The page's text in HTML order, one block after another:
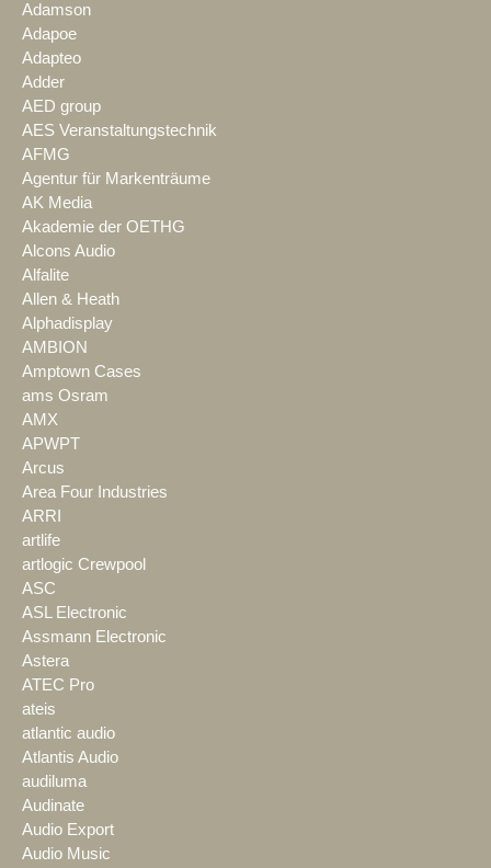
Adamson
Adapoe
Adapteo
Adder
AED group
AES Veranstaltungstechnik
AFMG
Agentur für Markenträume
AK Media
Akademie der OETHG
Alcons Audio
Alfalite
Allen & Heath
Alphadisplay
AMBION
Amptown Cases
ams Osram
AMX
APWPT
Arcus
Area Four Industries
ARRI
artlife
artlogic Crewpool
ASC
ASL Electronic
Assmann Electronic
Astera
ATEC Pro
ateis
atlantic audio
Atlantis Audio
audiluma
Audinate
Audio Export
Audio Music